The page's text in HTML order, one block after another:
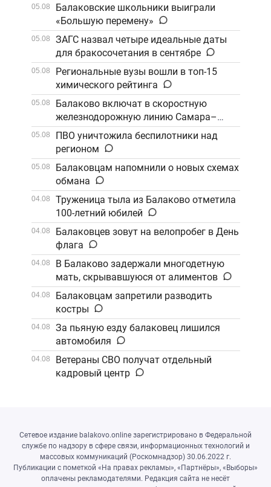
05.08
Балаковские школьники выиграли
«Большую перемену»
05.08
ЗАГС назвал четыре идеальные даты
для бракосочетания в сентябре
05.08
Региональные вузы вошли в топ-15
химического рейтинга
05.08
Балаково включат в скоростную
железнодорожную линию Самара–
Саратов
05.08
ПВО уничтожила беспилотники над
регионом
05.08
Балаковцам напомнили о новых схемах
обмана
04.08
Труженица тыла из Балаково отметила
100-летний юбилей
04.08
Балаковцев зовут на велопробег в День
флага
04.08
В Балаково задержали многодетную
мать, скрывавшуюся от алиментов
04.08
Балаковцам запретили разводить
костры
04.08
За пьяную езду балаковец лишился
автомобиля
04.08
Ветераны СВО получат отдельный
кадровый центр
Сетевое издание balakovo.online зарегистрировано в Федеральной
службе по надзору в сфере связи, информационных технологий и
массовых коммуникаций (Роскомнадзор) 30.06.2022 г.
Публикации с пометкой «На правах рекламы», «Партнёры», «Выборы»
оплачены рекламодателями. Редакция сайта не несёт